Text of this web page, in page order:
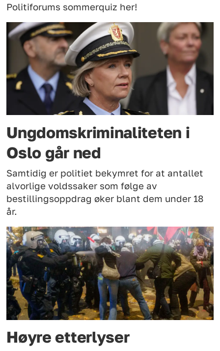
Politiforums sommerquiz her!
Ungdomskriminaliteten i
Oslo går ned
Samtidig er politiet bekymret for at antallet
alvorlige voldssaker som følge av
bestillingsoppdrag øker blant dem under 18
år.
Høyre etterlyser